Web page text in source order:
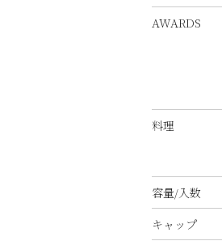
AWARDS
料理
容量/入数
キャップ